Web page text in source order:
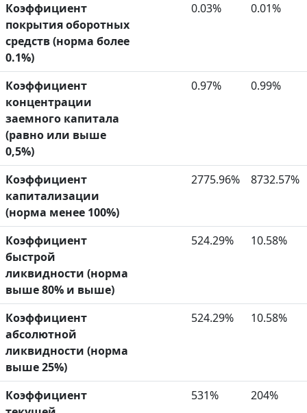
Коэффициент
покрытия оборотных
средств (норма более
0.1%)
0.03% 0.01%
Коэффициент
концентрации
заемного капитала
(равно или выше
0,5%)
0.97% 0.99%
Коэффициент
капитализации
(норма менее 100%)
2775.96% 8732.57%
Коэффициент
быстрой
ликвидности (норма
выше 80% и выше)
524.29% 10.58%
Коэффициент
абсолютной
ликвидности (норма
выше 25%)
524.29% 10.58%
Коэффициент
531% 204%